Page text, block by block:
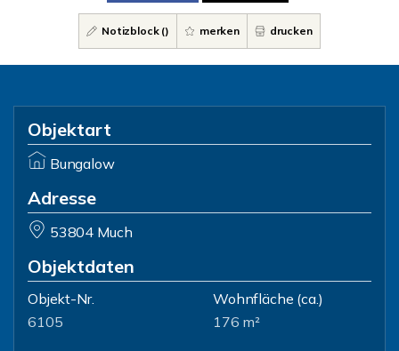
Notizblock () merken drucken
Objektart
Bungalow
Adresse
53804 Much
Objektdaten
Objekt-Nr.
6105
Wohnfläche (ca.)
176 m²